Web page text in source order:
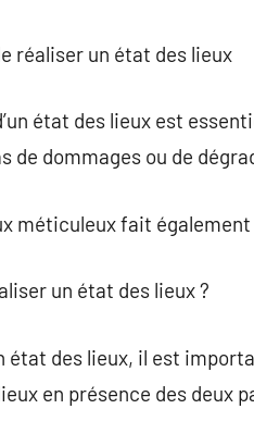
réaliser un état des lieux
état des lieux est
de dommages ou de
méticuleux fait
un état des lieux ?
état des lieux, il est
en présence des deux